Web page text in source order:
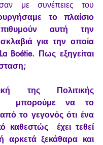
το πλαίσιο
αυτή την
για την οποία
Boétie. Πως εξηγείται
της Πολιτικής
μπορούμε να το
το γεγονός ότι ένα
καθεστώς  έχει τεθεί
αρκετά ξεκάθαρα και